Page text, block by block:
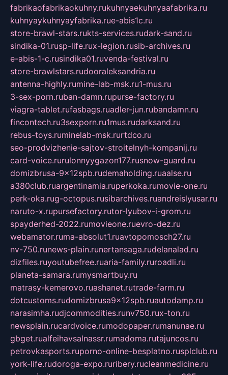
fabrikaofabrikaokuhny.rukuhnyaekuhnyaafabrika.ru
kuhnyaykuhnyayfabrika.rue-abis1c.ru
store-brawl-stars.rukts-services.rudark-sand.ru
sindika-01.rusp-life.rux-legion.rusib-archives.ru
e-abis-1-c.rusindika01.ruvenda-festival.ru
store-brawlstars.rudooraleksandria.ru
antenna-highly.rumine-lab-msk.ru1-mus.ru
3-sex-porn.ruban-damn.rupurse-factory.ru
viagra-tablet.rufasbags.ruadler-jun.rubandamn.ru
fincontech.ru3sexporn.ru1mus.rudarksand.ru
rebus-toys.ruminelab-msk.rurtdco.ru
seo-prodvizhenie-sajtov-stroitelnyh-kompanij.ru
card-voice.rurulonnyygazon177.rusnow-guard.ru
domizbrusa-9x12spb.rudemaholding.ruaalse.ru
a380club.ruargentinamia.ruperkoka.rumovie-one.ru
perk-oka.rug-octopus.rusibarchives.ruandreislyusar.ru
naruto-x.rupursefactory.rutor-lyubov-i-grom.ru
spayderhed-2022.rumovieone.ruevro-dez.ru
webamator.ruma-absolut1.ruavtopomosch27.ru
nv-750.runews-plain.runertansaga.rudelanalad.ru
dizfiles.ruyoutubefree.ruaria-family.ruroadli.ru
planeta-samara.rumysmartbuy.ru
matrasy-kemerovo.ruashanet.rutrade-farm.ru
dotcustoms.rudomizbrusa9x12spb.ruautodamp.ru
narasimha.rudjcommodities.runv750.rux-ton.ru
newsplain.rucardvoice.rumodopaper.rumanunae.ru
gbget.rualfeihavsalnassr.rumadoma.rutajuncos.ru
petrovkasports.ruporno-online-besplatno.rusplclub.ru
york-life.rudoroga-expo.ruribery.rucleanmedicine.ru